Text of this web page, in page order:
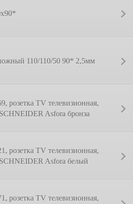
110/110/50 90* 2,5мм
розетка TV телевизионная,
Asfora бронза
розетка ТV телевизионная,
Asfora белый
розетка TV телевизионная,